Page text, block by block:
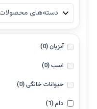
آبزیان(0)
اسب(0)
حیوانات خانگی(0)
دام(1)
گرانول افزودنی در دان(0)
محلول خوراکی(0)
محلول موضعی
اسپری / مه‌پاشی
استنشاقی(0)
خوراکی